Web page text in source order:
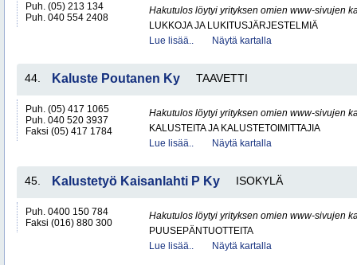
Puh. (05) 213 134
Puh. 040 554 2408
Hakutulos löytyi yrityksen omien www-sivujen
LUKKOJA JA LUKITUSJÄRJESTELMIÄ
Lue lisää..
Näytä kartalla
44. Kaluste Poutanen Ky TAAVETTI
Puh. (05) 417 1065
Puh. 040 520 3937
Faksi (05) 417 1784
Hakutulos löytyi yrityksen omien www-sivujen
KALUSTEITA JA KALUSTETOIMITTAJIA
Lue lisää..
Näytä kartalla
45. Kalustetyö Kaisanlahti P Ky ISOKYLÄ
Puh. 0400 150 784
Faksi (016) 880 300
Hakutulos löytyi yrityksen omien www-sivujen
PUUSEPÄNTUOTTEITA
Lue lisää..
Näytä kartalla